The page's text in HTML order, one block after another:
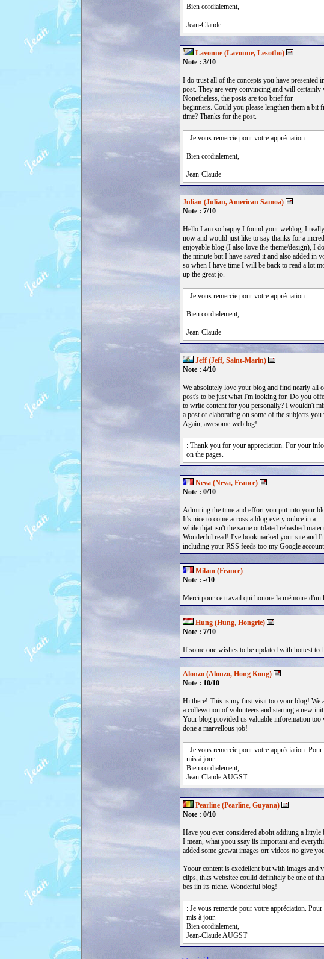
Bien cordialement,
Jean-Claude
Lavonne (Lavonne, Lesotho)
Note : 3/10
I do trust all of the concepts you have presented
post. They are very convincing and will certainly
Nonetheless, the posts are too brief for
beginners. Could you please lengthen them a bit
time? Thanks for the post.
: Je vous remercie pour votre appréciation.
Bien cordialement,
Jean-Claude
Julian (Julian, American Samoa)
Note : 7/10
Hello I am so happy I found your weblog, I
now and would just like to say thanks for a
enjoyable blog (I also love the theme/design), I
the minute but I have saved it and also added in
so when I have time I will be back to read a lot
up the great jo.
: Je vous remercie pour votre appréciation.
Bien cordialement,
Jean-Claude
Jeff (Jeff, Saint-Marin)
Note : 4/10
We absolutely love your blog and find nearly all
post's to be just what I'm looking for. Do you
to write content for you personally? I wouldn't
a post or elaborating on some of the subjects
Again, awesome web log!
: Thank you for your appreciation. For your
on the pages.
Neva (Neva, France)
Note : 0/10
Admiring the time and effort you put into your
It's nice to come across a blog every onhce in a
while thjat isn't the same outdated rehashed
Wonderful read! I've bookmarked your site and
including your RSS feeds too my Google
Milam (France)
Note : -/10
Merci pour ce travail qui honore la mémoire d'un
Hung (Hung, Hongrie)
Note : 7/10
If some one wishes to be updated with hottest
Alonzo (Alonzo, Hong Kong)
Note : 10/10
Hi there! This is my first visit too your blog! We
a collewction of volunteers and starting a new
Your blog provided us valuable inforemation too
done a marvellous job!
: Je vous remercie pour votre appréciation.
mis à jour.
Bien cordialement,
Jean-Claude AUGST
Pearline (Pearline, Guyana)
Note : 0/10
Have you ever considered aboht addiung a
I mean, what yoou ssay iis important and
added some grewat images orr videos tto give
Yoour content is excdellent but with images and
clips, thks websitee coulld definitely be one of
bes iin its niche. Wonderful blog!
: Je vous remercie pour votre appréciation.
mis à jour.
Bien cordialement,
Jean-Claude AUGST